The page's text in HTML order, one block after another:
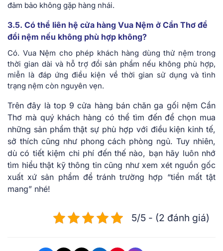
đảm bảo không gặp hàng nhái.
3.5. Có thể liên hệ cửa hàng Vua Nệm ở Cần Thơ để
đổi nệm nếu không phù hợp không?
Có. Vua Nệm cho phép khách hàng dùng thử nệm trong
thời gian dài và hỗ trợ đổi sản phẩm nếu không phù hợp,
miễn là đáp ứng điều kiện về thời gian sử dụng và tình
trạng nệm còn nguyên vẹn.
Trên đây là top 9 cửa hàng bán chăn ga gối nệm Cần
Thơ mà quý khách hàng có thể tìm đến để chọn mua
những sản phẩm thật sự phù hợp với điều kiện kinh tế,
sở thích cũng như phong cách phòng ngủ. Tuy nhiên,
dù có tiết kiệm chi phí đến thế nào, bạn hãy luôn nhớ
tìm hiểu thật kỹ thông tin cũng như xem xét nguồn gốc
xuất xứ sản phẩm để tránh trường hợp “tiền mất tật
mang” nhé!
5/5 - (2 đánh giá)